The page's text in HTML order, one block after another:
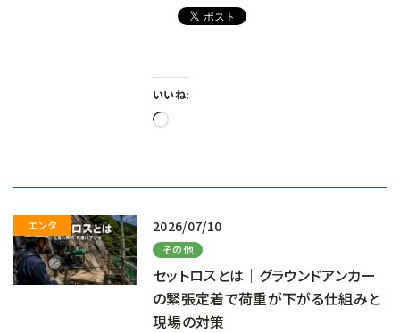
いいね:
読
2026/07/10
その他
セットロスとは｜グラウンドアンカー
の緊張定着で荷重が下がる仕組みと
現場の対策